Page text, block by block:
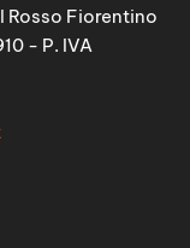
Fiorentino
- P. IVA